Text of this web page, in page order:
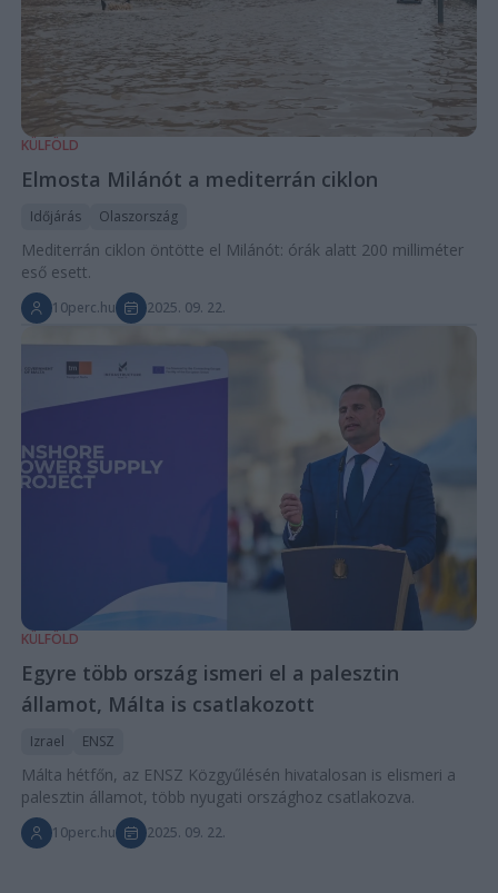
KÜLFÖLD
Elmosta Milánót a mediterrán ciklon
Időjárás Olaszország
Mediterrán ciklon öntötte el Milánót: órák alatt 200 milliméter
eső esett.
10perc.hu 2025. 09. 22.
KÜLFÖLD
Egyre több ország ismeri el a palesztin
államot, Málta is csatlakozott
Izrael ENSZ
Málta hétfőn, az ENSZ Közgyűlésén hivatalosan is elismeri a
palesztin államot, több nyugati országhoz csatlakozva.
10perc.hu 2025. 09. 22.